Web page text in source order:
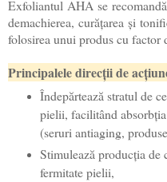
Exfoliantul AHA se
demachierea, curățarea și
folosirea unui produs cu factor
Principalele direcții de
Îndepărtează stratul de
pielii, facilitând
(seruri antiaging,
Stimulează producția de
fermitate pielii,